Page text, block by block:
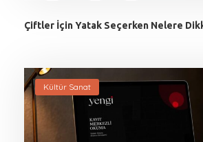
Çiftler İçin Yatak Seçerken Nelere
Kültür Sanat